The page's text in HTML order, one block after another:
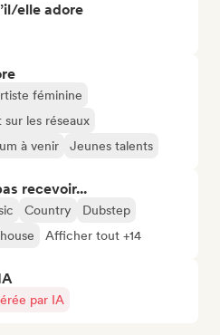
elle adore
féminine
sur les réseaux
à venir Jeunes talents
recevoir...
Country
Dubstep
Afficher tout +14
par IA